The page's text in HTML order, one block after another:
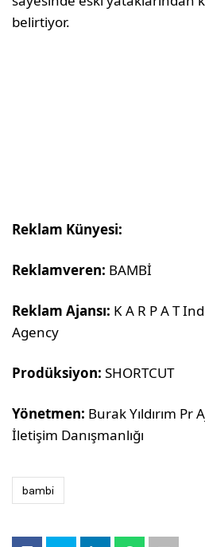
belirtiyor.
Reklam Künyesi:
Reklamveren: BAMBİ
Reklam Ajansı: K A R P A T
Agency
Prodüksiyon: SHORTCUT
Yönetmen: Burak Yıldırım Pr
İletişim Danışmanlığı
bambi